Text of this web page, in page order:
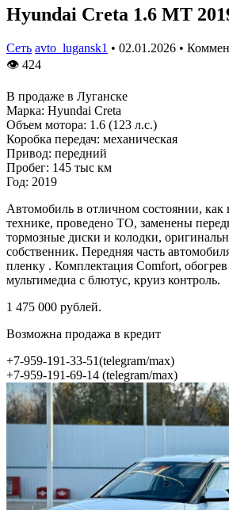
Hyundai Creta 1.6 MT
Сеть avto_lugansk1 • 02.01.2026 •
👁 424
В продаже в Луганске
Марка: Hyundai Creta
Объем мотора: 1.6 (123 л.с.)
Коробка передач: механическая
Привод: передний
Пробег: 145 тыс км
Год: 2019
Автомобиль в отличном состоянии, как
технике, проведено ТО, заменены
тормозные диски и колодки,
собственник. Передняя часть
пленку . Комплектация Comfort,
мультимедиа с блютус, круиз контроль.
1 475 000 рублей.
Возможна продажа в кредит
+7-959-191-33-51(telegram/max)
+7-959-191-69-14 (telegram/max)